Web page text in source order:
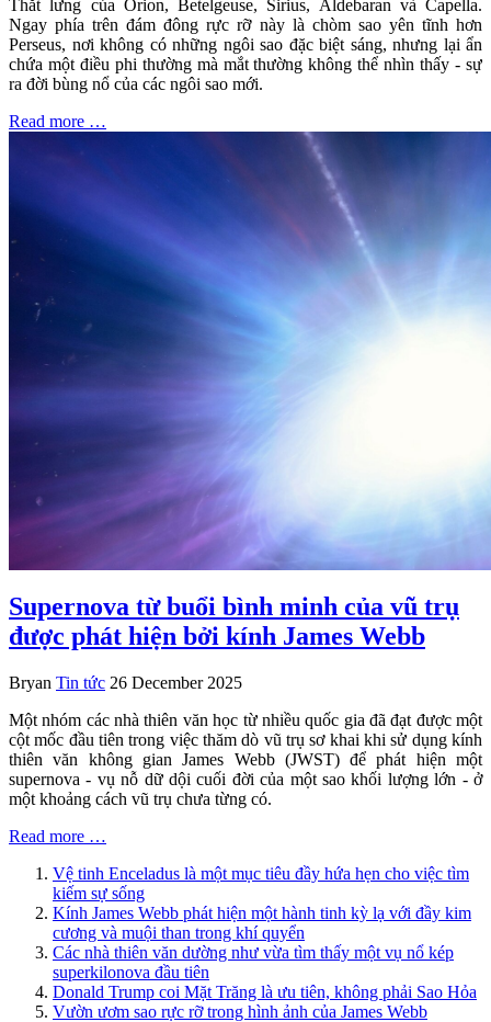
Thắt lưng của Orion, Betelgeuse, Sirius, Aldebaran và Capella.
Ngay phía trên đám đông rực rỡ này là chòm sao yên tĩnh hơn
Perseus, nơi không có những ngôi sao đặc biệt sáng, nhưng lại ẩn
chứa một điều phi thường mà mắt thường không thể nhìn thấy - sự
ra đời bùng nổ của các ngôi sao mới.
Read more …
Supernova từ buổi bình minh của vũ trụ
được phát hiện bởi kính James Webb
Bryan Tin tức 26 December 2025
Một nhóm các nhà thiên văn học từ nhiều quốc gia đã đạt được một
cột mốc đầu tiên trong việc thăm dò vũ trụ sơ khai khi sử dụng kính
thiên văn không gian James Webb (JWST) để phát hiện một
supernova - vụ nỗ dữ dội cuối đời của một sao khối lượng lớn - ở
một khoảng cách vũ trụ chưa từng có.
Read more …
Vệ tinh Enceladus là một mục tiêu đầy hứa hẹn cho việc tìm
kiếm sự sống
Kính James Webb phát hiện một hành tinh kỳ lạ với đầy kim
cương và muội than trong khí quyển
Các nhà thiên văn dường như vừa tìm thấy một vụ nổ kép
superkilonova đầu tiên
Donald Trump coi Mặt Trăng là ưu tiên, không phải Sao Hỏa
Vườn ươm sao rực rỡ trong hình ảnh của James Webb